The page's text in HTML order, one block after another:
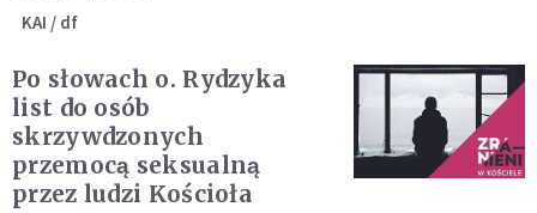
KAI / df
Po słowach o. Rydzyka
list do osób
skrzywdzonych
przemocą seksualną
przez ludzi Kościoła